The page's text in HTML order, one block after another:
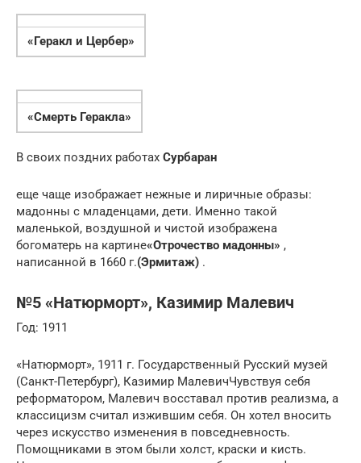
«Геракл и Цербер»
«Смерть Геракла»
В своих поздних работах Сурбаран
еще чаще изображает нежные и лиричные образы:
мадонны с младенцами, дети. Именно такой
маленькой, воздушной и чистой изображена
богоматерь на картине«Отрочество мадонны» ,
написанной в 1660 г.(Эрмитаж) .
№5 «Натюрморт», Казимир Малевич
Год: 1911
«Натюрморт», 1911 г. Государственный Русский музей
(Санкт-Петербург), Казимир МалевичЧувствуя себя
реформатором, Малевич восставал против реализма, а
классицизм считал изжившим себя. Он хотел вносить
через искусство изменения в повседневность.
Помощниками в этом были холст, краски и кисть.